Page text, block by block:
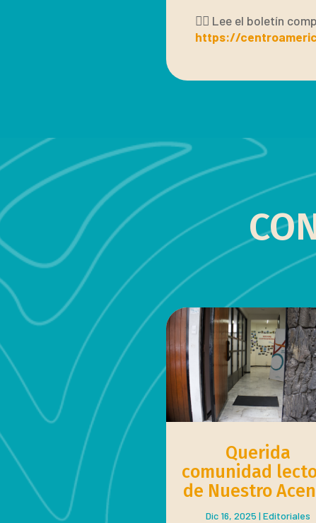
👉🏽 Lee el boletín
https://
Querida
comunidad
de Nuestro
Dic 16, 2025 | Editoriales